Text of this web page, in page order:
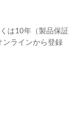
は10年（製品保証
ンラインから登録